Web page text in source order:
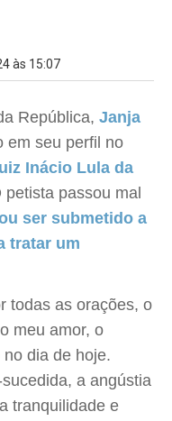
às 15:07
República, Janja
em seu perfil no
Inácio Lula da
passou mal
ser submetido a
tratar um
todas as orações, o
meu amor, o
dia de hoje.
a angústia
tranquilidade e